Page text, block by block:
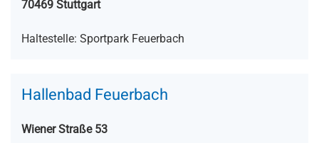
70469 Stuttgart
Haltestelle: Sportpark Feuerbach
Hallenbad Feuerbach
Wiener Straße 53